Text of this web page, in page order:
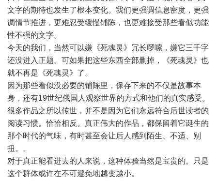
文字的期待也发生了根本变化。我们更强调信息密度，更强
调情节推进，更难忍受缓慢铺陈，也更难接受那些看似功能
性不强的文字。
今天的我们，当然可以嫌《死魂灵》冗长啰嗦，嫌它三千字
还没进入正题。可如果把这些东西全部删掉，《死魂灵》也
就不再是《死魂灵》了。
因为那些看似没必要的铺陈里，保存下来的不仅是故事本
身，还有19世纪俄国人观察世界的方式和他们的真实感受。
很多作品之所以传世，并不是因为它们永远符合后世读者的
阅读习惯。恰恰相反。真正伟大的作品，都保留着它诞生的
那个时代的气味，有时甚至会让后人感到陌生、不适、别
扭。。
对于真正能看进去的人来说，这种体验当然是宝贵的。只是
这个群体或许在不可避免地越变越小。